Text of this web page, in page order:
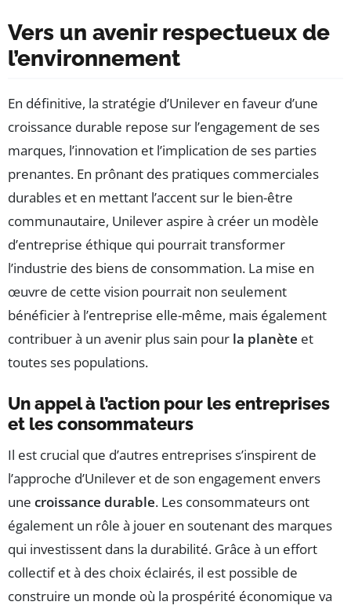
Vers un avenir respectueux de
l’environnement
En définitive, la stratégie d’Unilever en faveur d’une
croissance durable repose sur l’engagement de ses
marques, l’innovation et l’implication de ses parties
prenantes. En prônant des pratiques commerciales
durables et en mettant l’accent sur le bien-être
communautaire, Unilever aspire à créer un modèle
d’entreprise éthique qui pourrait transformer
l’industrie des biens de consommation. La mise en
œuvre de cette vision pourrait non seulement
bénéficier à l’entreprise elle-même, mais également
contribuer à un avenir plus sain pour la planète et
toutes ses populations.
Un appel à l’action pour les entreprises
et les consommateurs
Il est crucial que d’autres entreprises s’inspirent de
l’approche d’Unilever et de son engagement envers
une croissance durable. Les consommateurs ont
également un rôle à jouer en soutenant des marques
qui investissent dans la durabilité. Grâce à un effort
collectif et à des choix éclairés, il est possible de
construire un monde où la prospérité économique va